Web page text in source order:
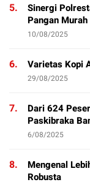
5.
Sinergi
Pangan
10/08/2025
6. Varietas Kopi
29/08/2025
7.
Dari 624
Paskibraka
6/08/2025
8.
Mengenal
Robusta